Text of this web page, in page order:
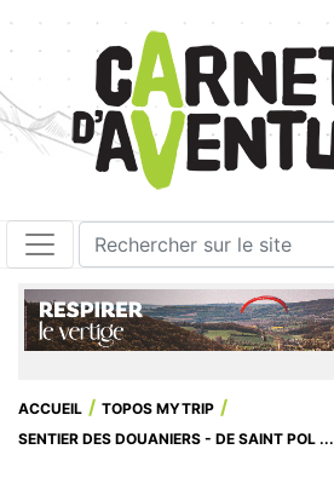
ACCUEIL
TOPOS MYTRIP
SENTIER DES DOUANIERS - DE SAINT POL ...